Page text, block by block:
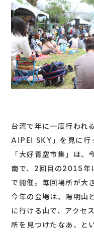
台湾で年に一度行われ
AIPEI SKY」を見に行
「大好青空市集」は
南で、2回目の2015年
で開催。毎回場所が大
今年の会場は、陽明山
に行ける山で、アクセ
所を見つけたなあ、と